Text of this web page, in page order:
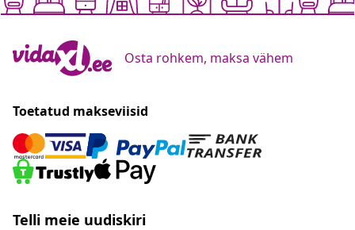
Osta rohkem, maksa vähem
Toetatud makseviisid
Telli meie uudiskiri